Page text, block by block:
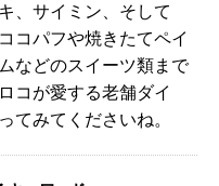
、サイミン、そして
コパフや焼きたてペイ
などのスイーツ類まで
コが愛する老舗ダイ
てみてくださいね。